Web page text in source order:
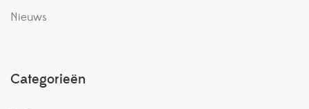
Nieuws
Categorieën